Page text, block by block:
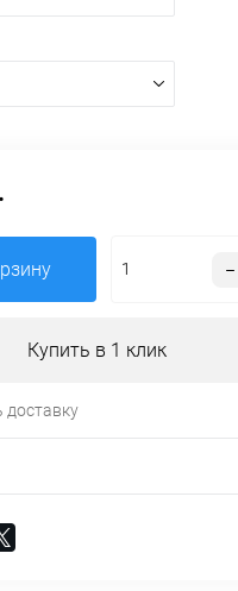
Купить в 1 клик
доставку